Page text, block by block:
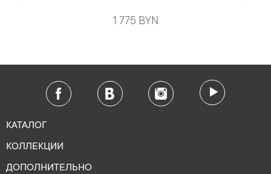
1 775 BYN
КАТАЛОГ
КОЛЛЕКЦИИ
ДОПОЛНИТЕЛЬНО